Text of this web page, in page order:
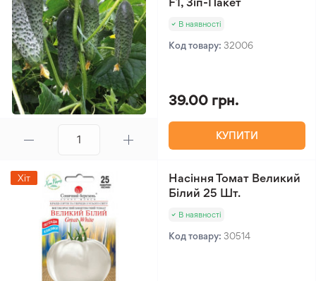
В наявності
Код товару: 32006
39.00 грн.
КУПИТИ
Хіт
Насіння Томат Великий
Білий 25 Шт.
В наявності
Код товару: 30514